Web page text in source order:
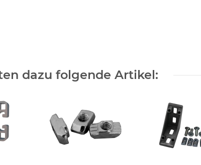
dazu folgende Artikel: